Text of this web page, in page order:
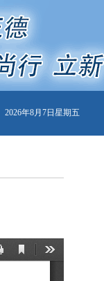
2026年8月7日星期五